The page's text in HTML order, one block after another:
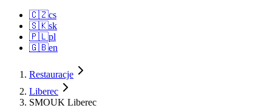
🇨🇿cs
🇸🇰sk
🇵🇱pl
🇬🇧en
Restauracje
Liberec
SMOUK Liberec